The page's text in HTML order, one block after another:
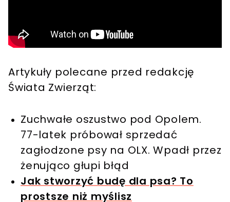
Artykuły polecane przed redakcję
Świata Zwierząt:
Zuchwałe oszustwo pod Opolem.
77-latek próbował sprzedać
zagłodzone psy na OLX. Wpadł przez
żenująco głupi błąd
Jak stworzyć budę dla psa? To
prostsze niż myślisz